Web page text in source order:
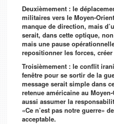
Deuxièmement : le
militaires vers le Moyen-
manque de direction, mais
serait, dans cette optique,
mais une pause
repositionner les forces,
Troisièmement : le conflit
fenêtre pour se sortir de la
message serait simple dans
retenue américaine au
aussi assumer la
«Ce n’est pas notre guerre»
acceptable.